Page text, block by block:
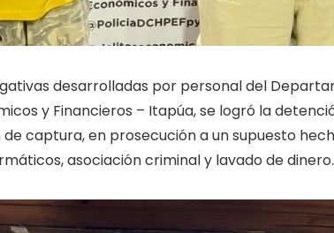
desarrolladas por personal del
y Financieros – Itapúa, se logró la
captura, en prosecución a un supuesto
asociación criminal y lavado de dinero.